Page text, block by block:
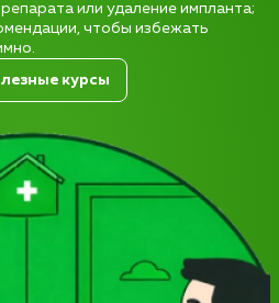
или удаление импланта;
чтобы избежать
курсы